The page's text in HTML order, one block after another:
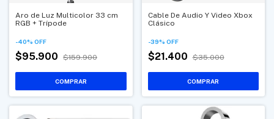
Aro de Luz Multicolor 33 cm
RGB + Trípode
-40% OFF
$95.900 $159.900
Cable De Audio Y Video Xbox
Clásico
-39% OFF
$21.400 $35.000